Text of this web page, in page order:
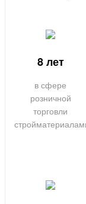
8 лет
в сфере
розничной
торговли